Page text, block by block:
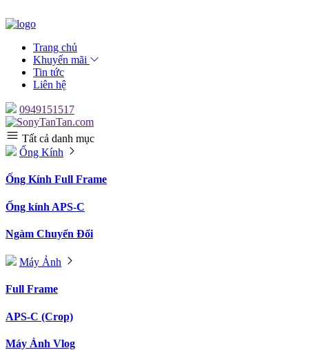
Trang chủ
Khuyến mãi
Tin tức
Liên hệ
0949151517
Tất cả danh mục
Ống Kính
Ống Kính Full Frame
Ống kính APS-C
Ngàm Chuyển Đổi
Máy Ảnh
Full Frame
APS-C (Crop)
Máy Ảnh Vlog